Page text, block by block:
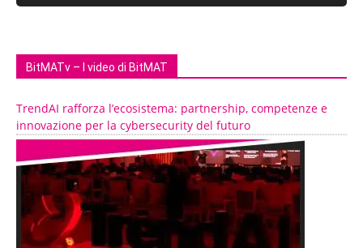
BitMATv – I video di BitMAT
TrendAI rafforza l’ecosistema: partnership, competenze e
innovazione per la cybersecurity del futuro